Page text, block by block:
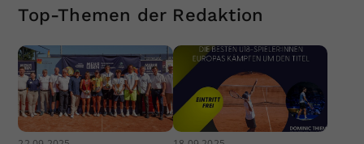
Top-Themen der Redaktion